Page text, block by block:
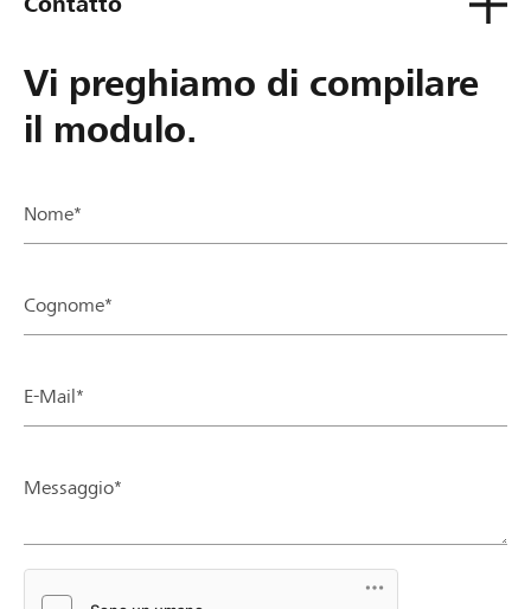
Vi preghiamo di compilare
il modulo.
Nome*
Cognome*
E-Mail*
Messaggio*